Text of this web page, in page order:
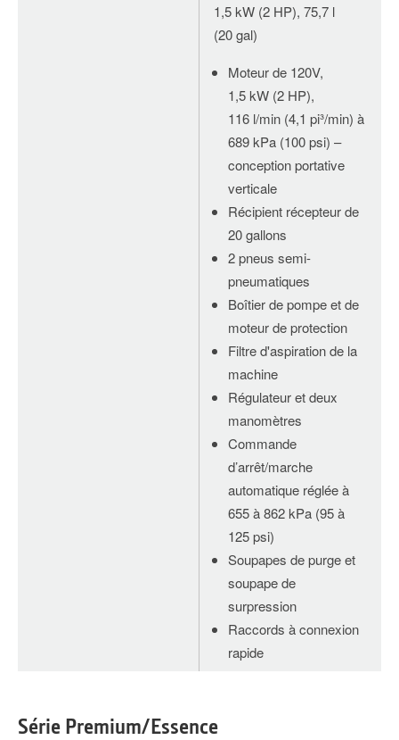
1,5 kW (2 HP), 75,7 l
(20 gal)
Moteur de 120V,
1,5 kW (2 HP),
116 l/min (4,1 pi³/min) à
689 kPa (100 psi) –
conception portative
verticale
Récipient récepteur de
20 gallons
2 pneus semi-
pneumatiques
Boîtier de pompe et de
moteur de protection
Filtre d'aspiration de la
machine
Régulateur et deux
manomètres
Commande
d’arrêt/marche
automatique réglée à
655 à 862 kPa (95 à
125 psi)
Soupapes de purge et
soupape de
surpression
Raccords à connexion
rapide
Série Premium/Essence